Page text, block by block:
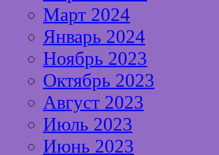
Март 2024
Январь 2024
Ноябрь 2023
Октябрь 2023
Август 2023
Июль 2023
Июнь 2023